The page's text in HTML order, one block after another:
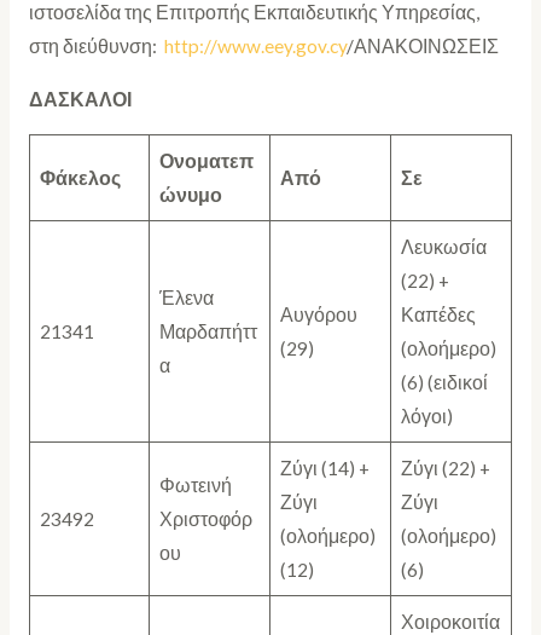
ιστοσελίδα της Επιτροπής Εκπαιδευτικής Υπηρεσίας,
στη διεύθυνση: http://www.eey.gov.cy/ΑΝΑΚΟΙΝΩΣΕΙΣ
ΔΑΣΚΑΛΟΙ
Φάκελος
Ονοματεπ
ώνυμο
Από Σε
21341
Έλενα
Μαρδαπήττ
α
Αυγόρου
(29)
Λευκωσία
(22) +
Καπέδες
(ολοήμερο)
(6) (ειδικοί
λόγοι)
23492
Φωτεινή
Χριστοφόρ
ου
Ζύγι (14) +
Ζύγι
(ολοήμερο)
(12)
Ζύγι (22) +
Ζύγι
(ολοήμερο)
(6)
Χοιροκοιτία